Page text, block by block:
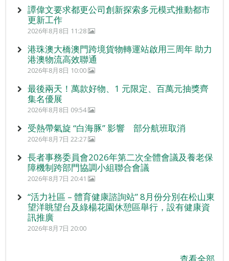
譚偉文要求都更公司創新探索多元模式推動都市
更新工作
2026年8月8日 11:28
港珠澳大橋澳門跨境貨物轉運站啟用三周年 助力
港澳物流高效聯通
2026年8月8日 10:00
最後兩天！萬款好物、1 元限定、百萬元抽獎齊
集名優展
2026年8月8日 09:54
受熱帶氣旋 “白海豚” 影響 部分航班取消
2026年8月7日 22:27
長者事務委員會2026年第二次全體會議及養老保
障機制跨部門協調小組聯合會議
2026年8月7日 20:41
“活力社區 – 體育健康諮詢站” 8月份分別在松山東
望洋眺望台及綠楊花園休憩區舉行，設有健康資
訊推廣
2026年8月7日 20:00